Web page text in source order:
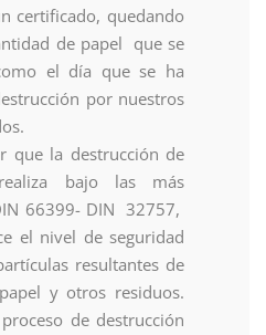
certificado, quedando
de papel que se
el día que se ha
por nuestros
que la destrucción de
bajo las más
66399- DIN 32757,
el nivel de seguridad
resultantes de
y otros residuos.
de destrucción